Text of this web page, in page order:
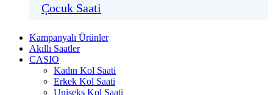
Çocuk Saati
Kampanyalı Ürünler
Akıllı Saatler
CASIO
Kadın Kol Saati
Erkek Kol Saati
Uniseks Kol Saati